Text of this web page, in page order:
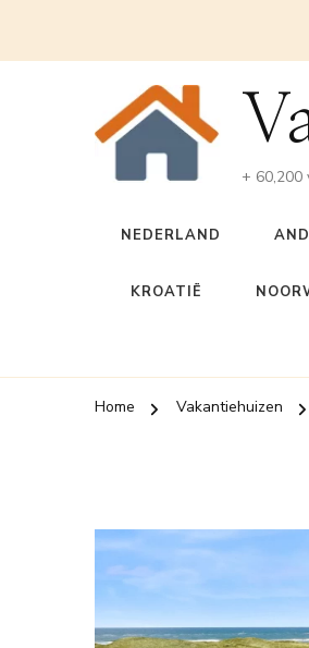
+ 60,200
NEDERLAND
KROATIË
Home Vakantiehuizen